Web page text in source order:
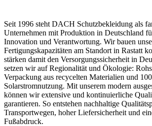
Seit 1996 steht DACH Schutzbekleidung als
Unternehmen mit Produktion in Deutschland
Innovation und Verantwortung. Wir bauen
Fertigungskapazitäten am Standort in Rastatt
stärken damit den Versorgungssicherheit in
setzen wir auf Regionalität und Ökologie:
Verpackung aus recycelten Materialien und
Solarstromnutzung. Mit unserem modern
können wir extensive und kontinuierliche
garantieren. So entstehen nachhaltige
Transportwegen, hoher Liefersicherheit und
Fußabdruck.